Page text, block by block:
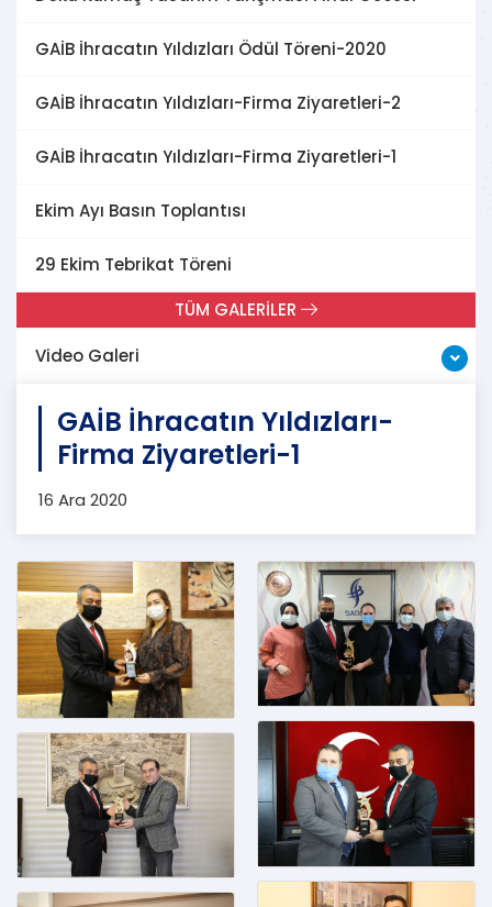
GAİB İhracatın Yıldızları Ödül Töreni-2020
GAİB İhracatın Yıldızları-Firma Ziyaretleri-2
GAİB İhracatın Yıldızları-Firma Ziyaretleri-1
Ekim Ayı Basın Toplantısı
29 Ekim Tebrikat Töreni
TÜM GALERİLER
Video Galeri
GAİB İhracatın Yıldızları-
Firma Ziyaretleri-1
16 Ara 2020